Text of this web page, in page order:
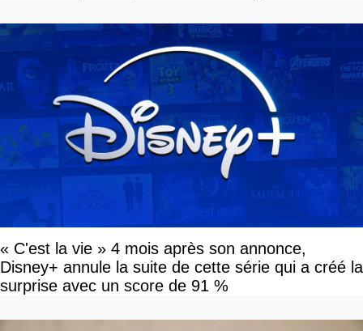
« C'est la vie » 4 mois après son annonce,
Disney+ annule la suite de cette série qui a créé la
surprise avec un score de 91 %